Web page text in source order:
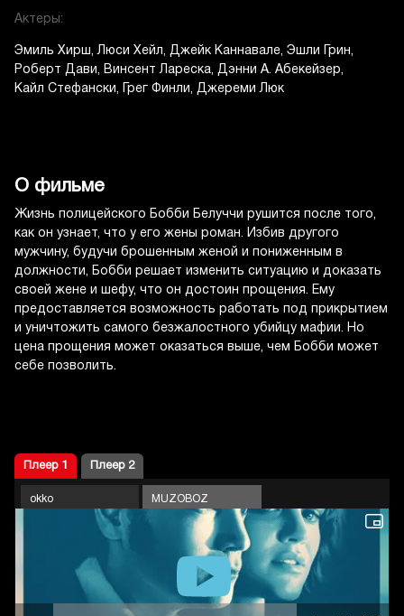
Актеры:
Эмиль Хирш Люси Хейл Джейк Каннавале Эшли Грин
Роберт Дави
Винсент Лареска Дэнни А. Абекейзер
Кайл Стефански
Грег Финли Джереми Люк
О фильме
Жизнь полицейского Бобби Белуччи рушится после того,
как он узнает, что у его жены роман. Избив другого
мужчину, будучи брошенным женой и пониженным в
должности, Бобби решает изменить ситуацию и доказать
своей жене и шефу, что он достоин прощения. Ему
предоставляется возможность работать под прикрытием
и уничтожить самого безжалостного убийцу мафии. Но
цена прощения может оказаться выше, чем Бобби может
себе позволить.
Плеер 1 Плеер 2
okko MUZOBOZ